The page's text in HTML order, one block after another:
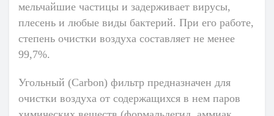
мельчайшие частицы и задерживает вирусы,
плесень и любые виды бактерий. При его работе,
степень очистки воздуха составляет не менее
99,7%.
Угольный (Carbon) фильтр предназначен для
очистки воздуха от содержащихся в нем паров